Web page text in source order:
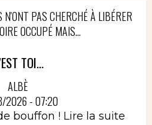
N'ONT PAS CHERCHÉ À LIBÉRER
OCCUPÉ MAIS...
TOI...
ALBÈ
2026 - 07:20
bouffon ! Lire la suite